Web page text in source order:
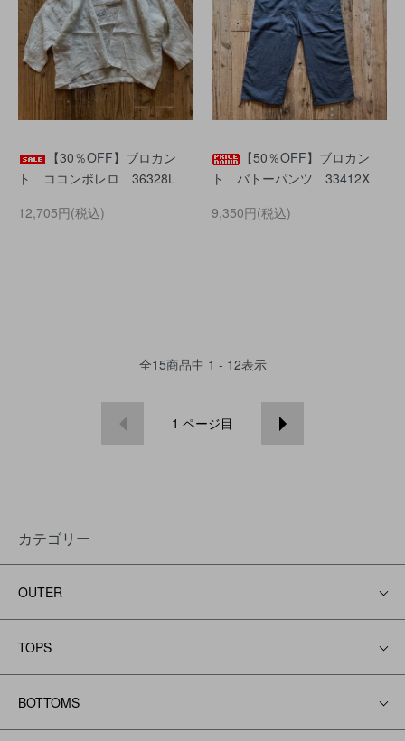
【30％OFF】ブロカン
ト ココンボレロ 36328L
12,705円(税込)
【50％OFF】ブロカン
ト バトーパンツ 33412X
9,350円(税込)
全15商品中 1 - 12表示
1 ページ目
カテゴリー
OUTER
TOPS
BOTTOMS